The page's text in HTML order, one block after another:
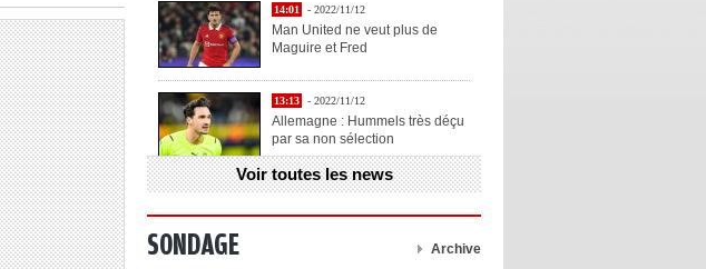
14:01 - 2022/11/12
Man United ne veut plus de
Maguire et Fred
13:13 - 2022/11/12
Allemagne : Hummels très déçu
par sa non sélection
13:11 - 2022/11/12
Henry explique la chose qu'il
Voir toutes les news
SONDAGE Archive